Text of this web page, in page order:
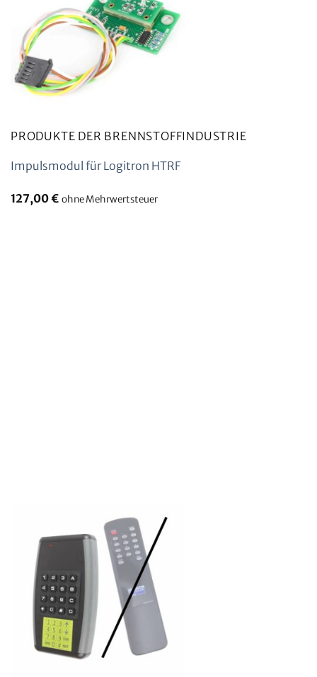
PRODUKTE DER BRENNSTOFFINDUSTRIE
Impulsmodul für Logitron HTRF
127,00€ ohne Mehrwertsteuer